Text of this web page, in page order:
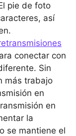
pie de foto
así
conectar con
Sin
más trabajo
en
en
la
se mantiene el